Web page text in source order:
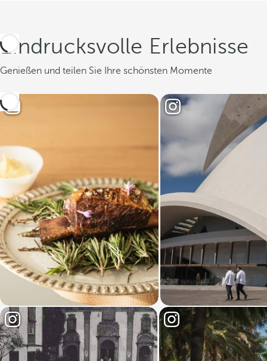
Eindrucksvolle Erlebnisse
Genießen und teilen Sie Ihre schönsten Momente